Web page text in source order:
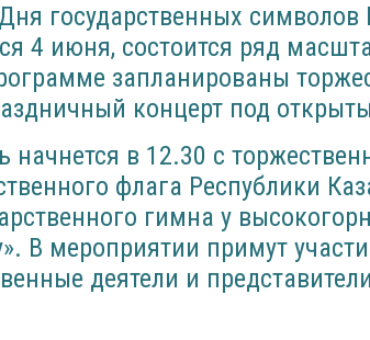
государственных символов
4 июня, состоится ряд
запланированы
концерт под
начнется в 12.30 с
флага Республики
гимна у
В мероприятии примут
деятели и